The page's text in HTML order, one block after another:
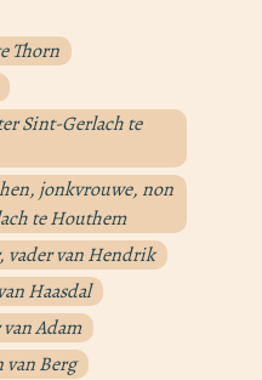
Thorn
Sint-Gerlach te
jonkvrouwe, non
te Houthem
vader van Hendrik
Haasdal
Adam
van Berg